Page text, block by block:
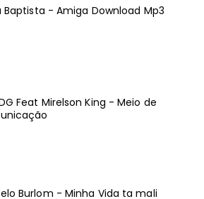
Baptista - Amiga Download Mp3
Feat Mirelson King - Meio de
Burlom - Minha Vida ta mali